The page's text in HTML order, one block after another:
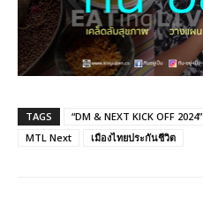
TAGS “DM & NEXT KICK OFF 2024”
MTL Next
เมืองไทยประกันชีวิต